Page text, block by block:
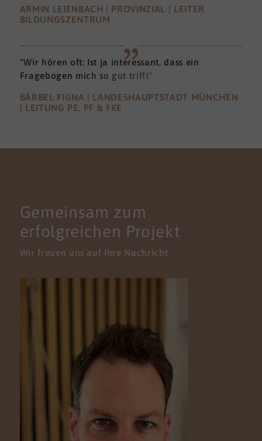
ARMIN LEIENBACH | PROVINZIAL | LEITER
BILDUNGSZENTRUM
"Wir hören oft: Ist ja interessant, dass ein
Fragebogen mich so gut trifft"
BÄRBEL FIGNA | LANDESHAUPTSTADT MÜNCHEN
| LEITUNG PE, PF & FKE
Gemeinsam zum
erfolgreichen Projekt
Wir freuen uns auf Ihre Nachricht